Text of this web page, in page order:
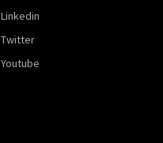
Linkedin
Twitter
Youtube